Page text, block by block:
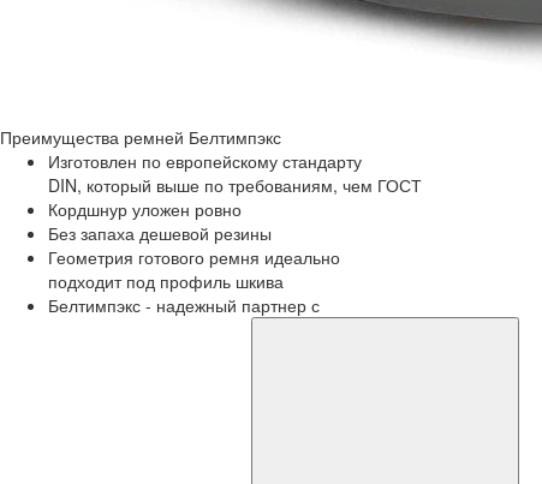
Преимущества ремней Белтимпэкс
Изготовлен по европейскому стандарту
DIN, который выше по требованиям, чем ГОСТ
Кордшнур уложен ровно
Без запаха дешевой резины
Геометрия готового ремня идеально
подходит под профиль шкива
Белтимпэкс - надежный партнер с